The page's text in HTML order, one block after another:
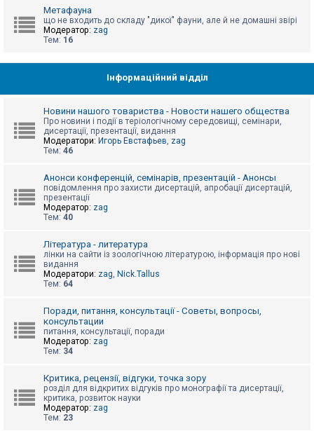
е
й
А
и
т
П
м
о
г
Метафауна
що не входить до складу "дикої" фауни, але й не домашні звірі
Модератор: zag
Тем: 16
Інформаційний відділ
Новини нашого товариства - Новости нашего общества
Про новини і події в теріологічному середовищі, семінари,
дисертації, презентації, видання
Модератори: Игорь Евстафьев, zag
Тем: 46
Анонси конференцій, семінарів, презентацій - Анонсы
повідомлення про захисти дисертацій, апробації дисертацій,
презентації
Модератор: zag
Тем: 40
Література - литература
лінки на сайти із зоологічною літературою, інформація про нові
видання
Модератори: zag, Nick.Tallus
Тем: 64
Поради, питання, консультації - Советы, вопросы,
консультации
питання, консультації, поради
Модератор: zag
Тем: 34
Критика, рецензії, відгуки, точка зору
розділ для відкритих відгуків про монографії та дисертації,
критика, розвиток науки
Модератор: zag
Тем: 23